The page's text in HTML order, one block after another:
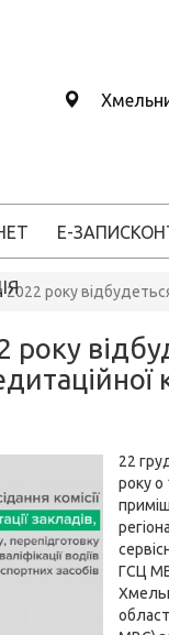
Е-ЗАПИС
2022 року
року
22
року о
ГСЦ